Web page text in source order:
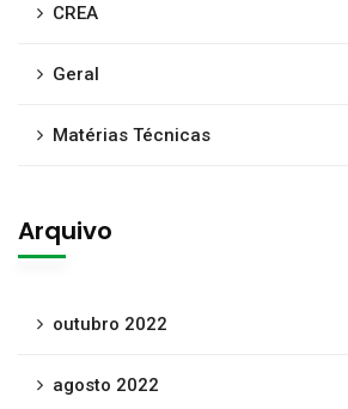
CREA
Geral
Matérias Técnicas
Arquivo
outubro 2022
agosto 2022